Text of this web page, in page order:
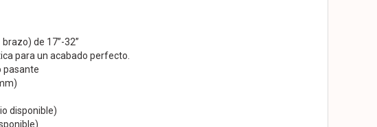
de 17”-32”
para un acabado perfecto.
pasante
disponible)